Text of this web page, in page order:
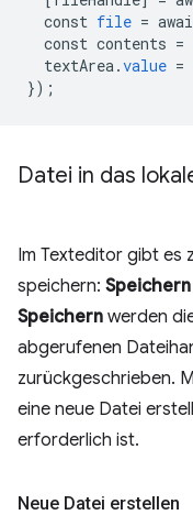
const file =
const contents =
textArea.value =
});
Datei in das
Im Texteditor gibt es
speichern: Speichern
Speichern werden
abgerufenen
zurückgeschrieben.
eine neue Datei
erforderlich ist.
Neue Datei erstellen